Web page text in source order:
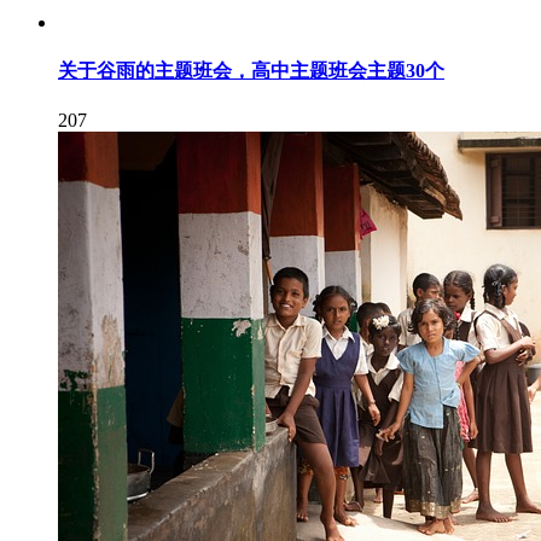
关于谷雨的主题班会，高中主题班会主题30个
207